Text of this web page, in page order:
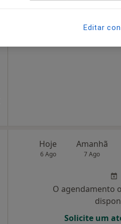
Hoje
6 Ago
Amanhã
7 Ago
O agendamento
Solicite um
Editar